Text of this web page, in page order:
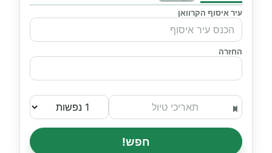
עיר איסוף הקרוואן
החזרה
חפש!